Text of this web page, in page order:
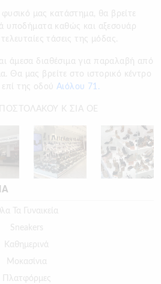
μας κατάστημα, θα βρείτε
υποδήματα καθώς και αξεσουάρ
τάσεις της μόδας.
άμεσα διαθέσιμα για παραλαβή από
Θα μας βρείτε στο ιστορικό κέντρο
της οδού Αιόλου 71.
Κ ΣΙΑ ΟΕ
Τα Γυναικεία
Sneakers
Καθημερινά
Μοκασίνια
Πλατφόρμες